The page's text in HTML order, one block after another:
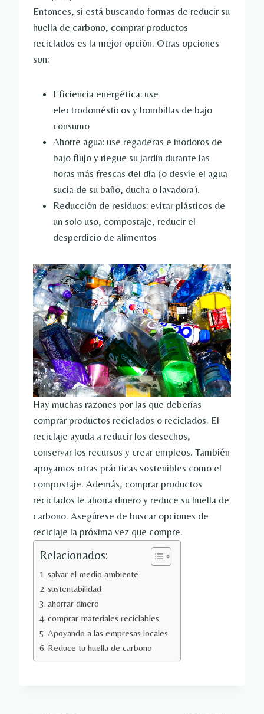
Entonces, si está buscando formas de reducir su
huella de carbono, comprar productos
reciclados es la mejor opción. Otras opciones
son:
Eficiencia energética: use
electrodomésticos y bombillas de bajo
consumo
Ahorre agua: use regaderas e inodoros de
bajo flujo y riegue su jardín durante las
horas más frescas del día (o desvíe el agua
sucia de su baño, ducha o lavadora).
Reducción de residuos: evitar plásticos de
un solo uso, compostaje, reducir el
desperdicio de alimentos
Hay muchas razones por las que deberías
comprar productos reciclados o reciclados. El
reciclaje ayuda a reducir los desechos,
conservar los recursos y crear empleos. También
apoyamos otras prácticas sostenibles como el
compostaje. Además, comprar productos
reciclados le ahorra dinero y reduce su huella de
carbono. Asegúrese de buscar opciones de
reciclaje la próxima vez que compre.
Relacionados:
salvar el medio ambiente
sustentabilidad
ahorrar dinero
comprar materiales reciclables
Apoyando a las empresas locales
Reduce tu huella de carbono